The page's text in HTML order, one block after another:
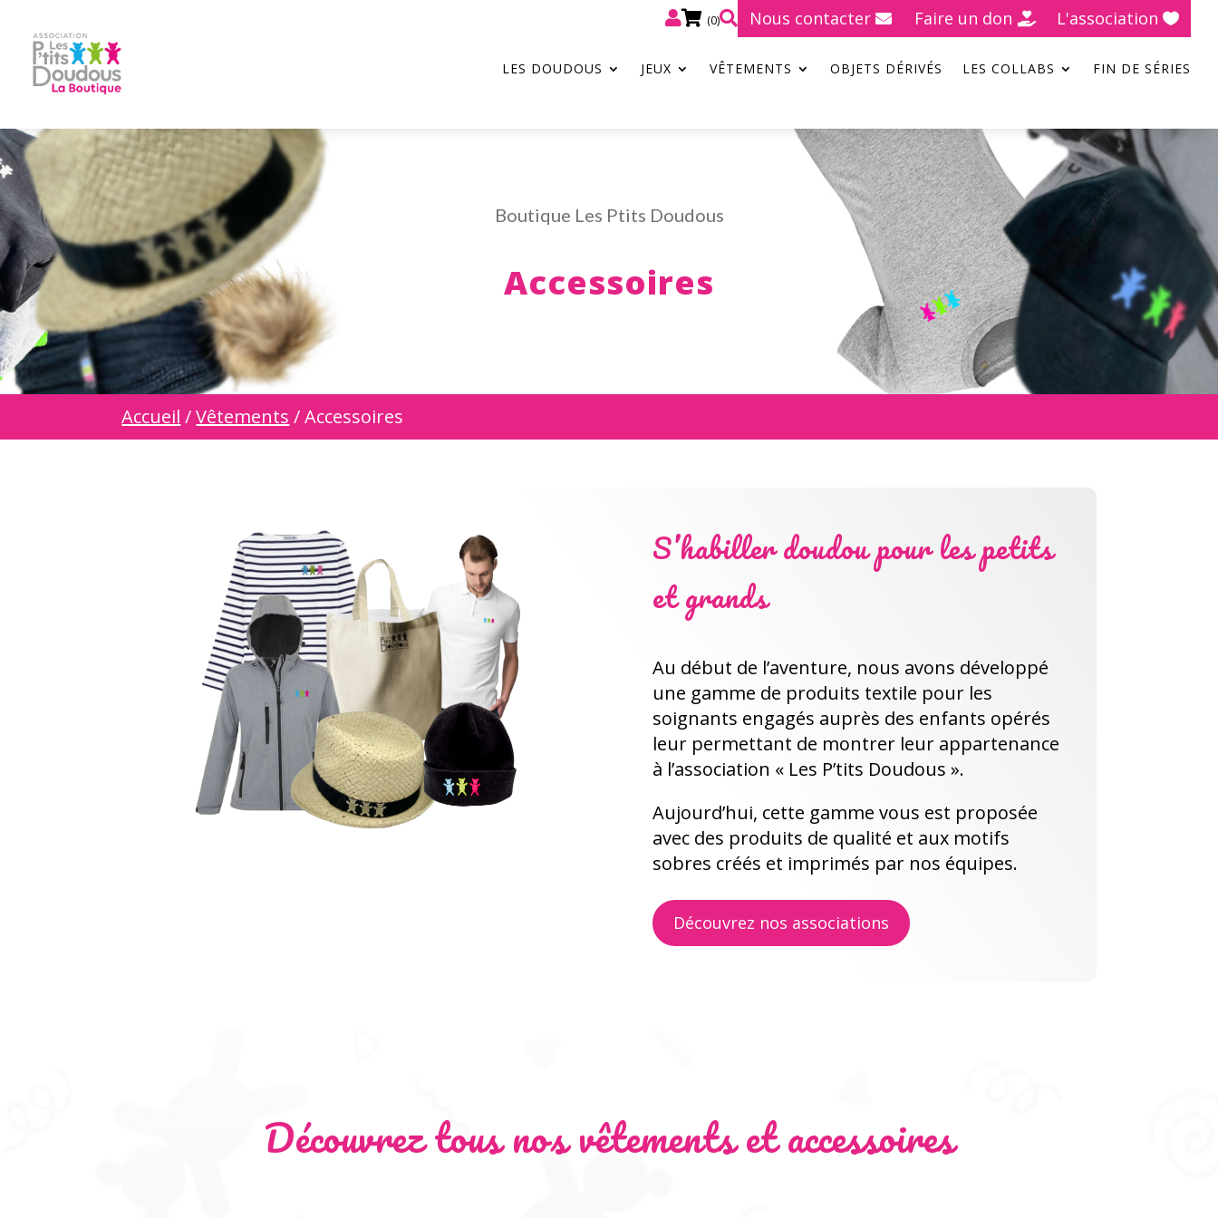
 (0) Nous contacter Faire un don L'association
LES DOUDOUS JEUX VÊTEMENTS OBJETS DÉRIVÉS LES COLLABS FIN DE SÉRIES
Boutique Les Ptits Doudous
Accessoires
Accueil /Vêtements / Accessoires
S’habiller doudou pour les petits
et grands
Au début de l’aventure, nous avons développé
une gamme de produits textile pour les
soignants engagés auprès des enfants opérés
leur permettant de montrer leur appartenance
à l’association « Les P’tits Doudous ».
Aujourd’hui, cette gamme vous est proposée
avec des produits de qualité et aux motifs
sobres créés et imprimés par nos équipes.
Découvrez nos associations
Découvrez tous nos vêtements et accessoires